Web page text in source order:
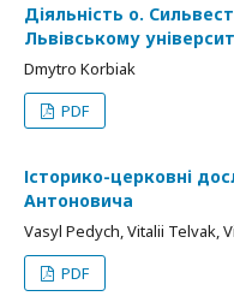
Діяльність о.
Львівському
Dmytro Korbiak
PDF
Історико-церковні
Антоновича
Vasyl Pedych, Vitalii Telvak,
PDF